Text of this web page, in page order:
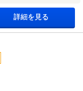
詳細を見る